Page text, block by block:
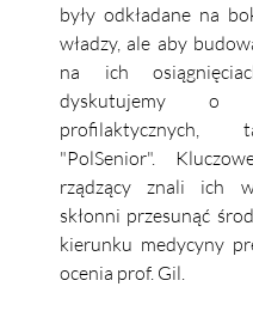
były odkładane na
władzy, ale aby
na ich
dyskutujemy o
"PolSenior".
rządzący znali ich
skłonni przesunąć
kierunku medycyny
ocenia prof. Gil.